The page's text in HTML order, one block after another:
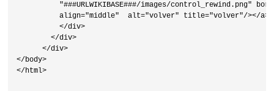
"###URLWIKIBASE###/images/control_rewind.png"
          align="middle"  alt="volver" title="volver"/></a>
          </div>
        </div>
      </div>
</body>
</html>